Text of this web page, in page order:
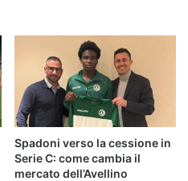
Spadoni verso la cessione in
Serie C: come cambia il
mercato dell’Avellino